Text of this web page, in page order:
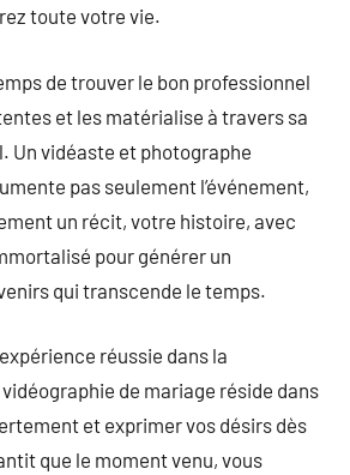
toute votre vie.
de trouver le bon professionnel
et les matérialise à travers sa
Un vidéaste et photographe
pas seulement l’événement,
un récit, votre histoire, avec
pour générer un
qui transcende le temps.
réussie dans la
de mariage réside dans
et exprimer vos désirs dès
que le moment venu, vous